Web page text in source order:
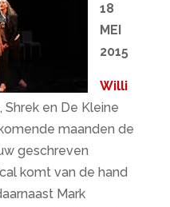
18
MEI
2015
Willi
en De Kleine
maanden de
geschreven
komt van de hand
Mark